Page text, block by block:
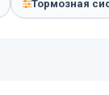
Тормозная